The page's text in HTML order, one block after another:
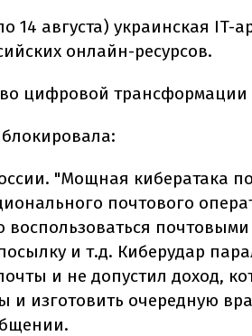
14 августа) украинская IT-
онлайн-ресурсов.
цифровой трансформации
блокировала:
"Мощная кибератака
почтового
почтовыми
и т.д. Киберудар
и не допустил доход,
и изготовить очередную